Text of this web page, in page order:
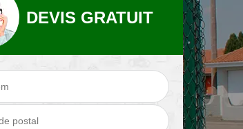
abattage
arbre 22
Artisan paysagiste
22
DEVIS GRATUIT